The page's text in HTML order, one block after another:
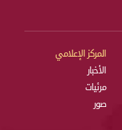
المركز الإعلامي
الأخبار
مرئيات
صور